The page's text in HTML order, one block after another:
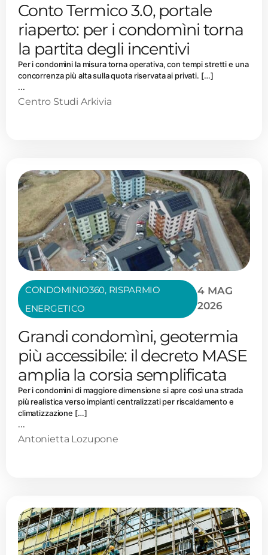
Conto Termico 3.0, portale
riaperto: per i condomìni torna
la partita degli incentivi
Per i condomìni la misura torna operativa, con tempi stretti e una
concorrenza più alta sulla quota riservata ai privati. […]
...
Centro Studi Arkivia
CONDOMINIO360, RISPARMIO
ENERGETICO
4 MAG
2026
Grandi condomìni, geotermia
più accessibile: il decreto MASE
amplia la corsia semplificata
Per i condomìni di maggiore dimensione si apre così una strada
più realistica verso impianti centralizzati per riscaldamento e
climatizzazione […]
...
Antonietta Lozupone